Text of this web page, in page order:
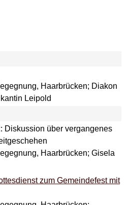
Haarbrücken; Diakon
Leipold
Diskussion über vergangenes
Haarbrücken; Gisela
zum Gemeindefest mit